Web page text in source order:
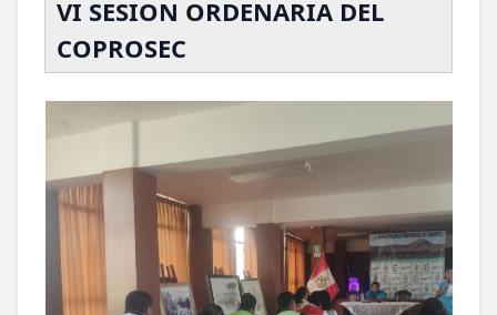
VI SESION ORDENARIA DEL
COPROSEC